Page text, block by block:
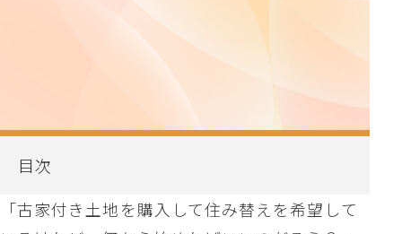
目次
「古家付き土地を購入して住み替えを希望して